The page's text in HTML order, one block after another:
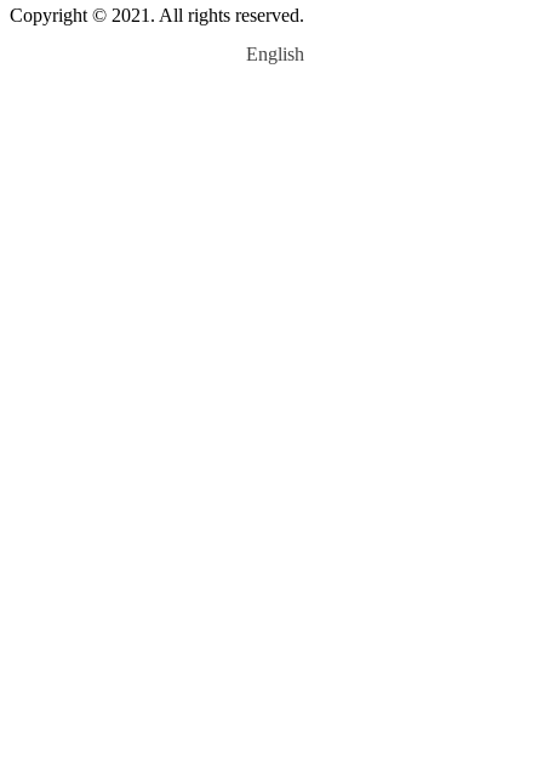
Copyright © 2021. All rights reserved.
English